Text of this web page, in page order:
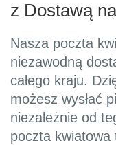
z Dostawą
Nasza poczta
niezawodną
całego kraju.
możesz wysłać
niezależnie od
poczta kwiatowa